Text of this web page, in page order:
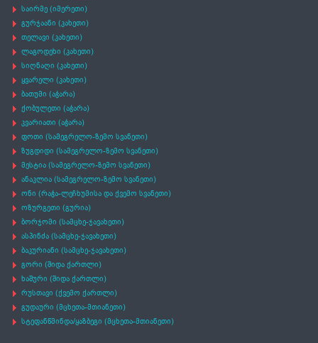
საირმე (იმერეთი)
გურჯაანი (კახეთი)
თელავი (კახეთი)
ლაგოდეხი (კახეთი)
სიღნაღი (კახეთი)
ყვარელი (კახეთი)
ბათუმი (აჭარა)
ქობულეთი (აჭარა)
კვარიათი (აჭარა)
ფოთი (სამეგრელო-ზემო სვანეთი)
ზუგდიდი (სამეგრელო-ზემო სვანეთი)
მესტია (სამეგრელო-ზემო სვანეთი)
ანაკლია (სამეგრელო-ზემო სვანეთი)
ონი (რაჭა-ლეჩხუმისა და ქვემო სვანეთი)
ოზურგეთი (გურია)
ბორჯომი (სამცხე-ჯავახეთი)
ასპინძა (სამცხე-ჯავახეთი)
ბაკურიანი (სამცხე-ჯავახეთი)
გორი (შიდა ქართლი)
ხაშური (შიდა ქართლი)
რუსთავი (ქვემო ქართლი)
გუდაური (მცხეთა-მთიანეთი)
სტეფანწმინდა/ყაზბეგი (მცხეთა-მთიანეთი)